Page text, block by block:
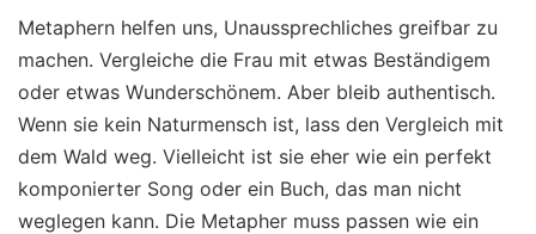
Metaphern helfen uns, Unaussprechliches greifbar zu
machen. Vergleiche die Frau mit etwas Beständigem
oder etwas Wunderschönem. Aber bleib authentisch.
Wenn sie kein Naturmensch ist, lass den Vergleich mit
dem Wald weg. Vielleicht ist sie eher wie ein perfekt
komponierter Song oder ein Buch, das man nicht
weglegen kann. Die Metapher muss passen wie ein